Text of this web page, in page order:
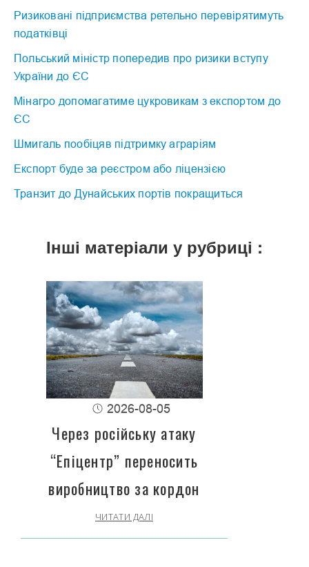
Ризиковані підприємства ретельно перевірятимуть
податківці
Польський міністр попередив про ризики вступу
України до ЄС
Мінагро допомагатиме цукровикам з експортом до
ЄС
Шмигаль пообіцяв підтримку аграріям
Експорт буде за реєстром або ліцензією
Транзит до Дунайських портів покращиться
Інші матеріали у рубриці :
2026-08-05
Через російську атаку
“Епіцентр” переносить
виробництво за кордон
ЧИТАТИ ДАЛІ